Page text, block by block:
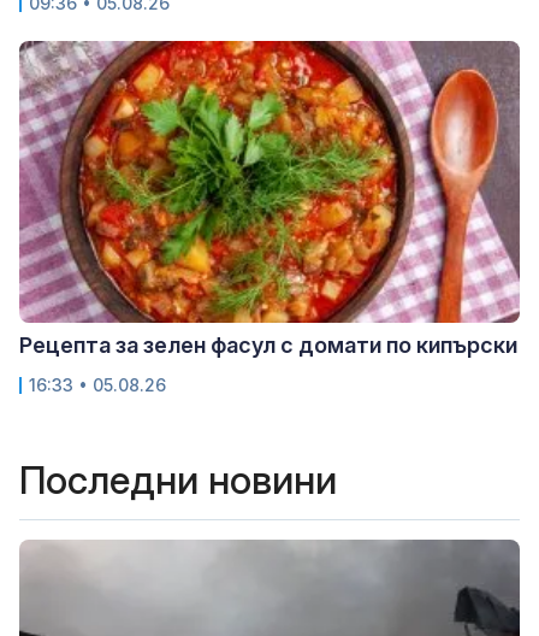
Рецепта за зелен фасул с домати по кипърски
16:33 • 05.08.26
Последни новини